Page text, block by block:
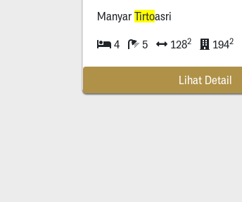
ManyarTirtoasri
4 5 1282 1942
Lihat Detail